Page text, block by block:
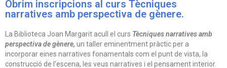
Obrim inscripcions al curs Tècniques
narratives amb perspectiva de gènere.
La Biblioteca Joan Margarit acull el curs Tècniques narratives amb
perspectiva de gènere, un taller eminentment pràctic per a
incorporar eines narratives fonamentals com el punt de vista, la
construcció de l’escena, les veus narratives i el pensament interior.